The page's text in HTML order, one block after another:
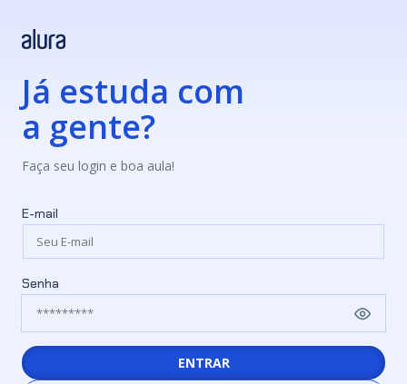
Já estuda com
a gente?
Faça seu login e boa aula!
E-mail
Senha
ENTRAR